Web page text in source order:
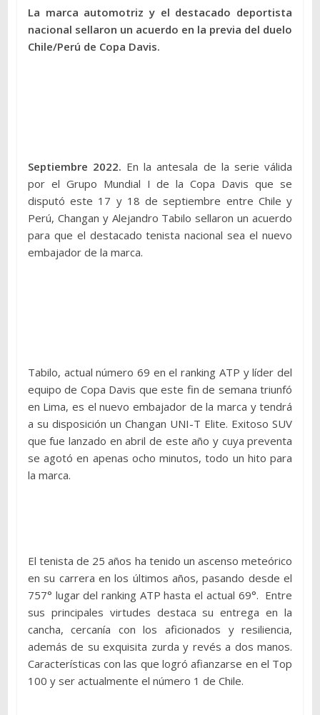
La marca automotriz y el destacado deportista
nacional sellaron un acuerdo en la previa del duelo
Chile/Perú de Copa Davis.
Septiembre 2022. En la antesala de la serie válida
por el Grupo Mundial I de la Copa Davis que se
disputó este 17 y 18 de septiembre entre Chile y
Perú, Changan y Alejandro Tabilo sellaron un acuerdo
para que el destacado tenista nacional sea el nuevo
embajador de la marca.
Tabilo, actual número 69 en el ranking ATP y líder del
equipo de Copa Davis que este fin de semana triunfó
en Lima, es el nuevo embajador de la marca y tendrá
a su disposición un Changan UNI-T Elite. Exitoso SUV
que fue lanzado en abril de este año y cuya preventa
se agotó en apenas ocho minutos, todo un hito para
la marca.
El tenista de 25 años ha tenido un ascenso meteórico
en su carrera en los últimos años, pasando desde el
757° lugar del ranking ATP hasta el actual 69°. Entre
sus principales virtudes destaca su entrega en la
cancha, cercanía con los aficionados y resiliencia,
además de su exquisita zurda y revés a dos manos.
Características con las que logró afianzarse en el Top
100 y ser actualmente el número 1 de Chile.